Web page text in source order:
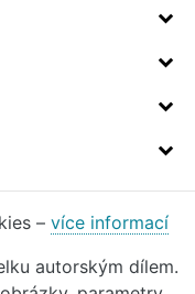
– více informací
autorským dílem.